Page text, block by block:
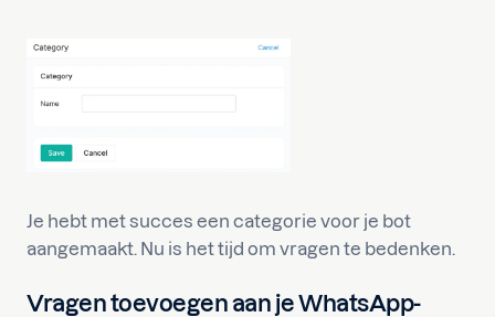
Je hebt met succes een categorie voor je bot
aangemaakt. Nu is het tijd om vragen te bedenken.
Vragen toevoegen aan je WhatsApp-